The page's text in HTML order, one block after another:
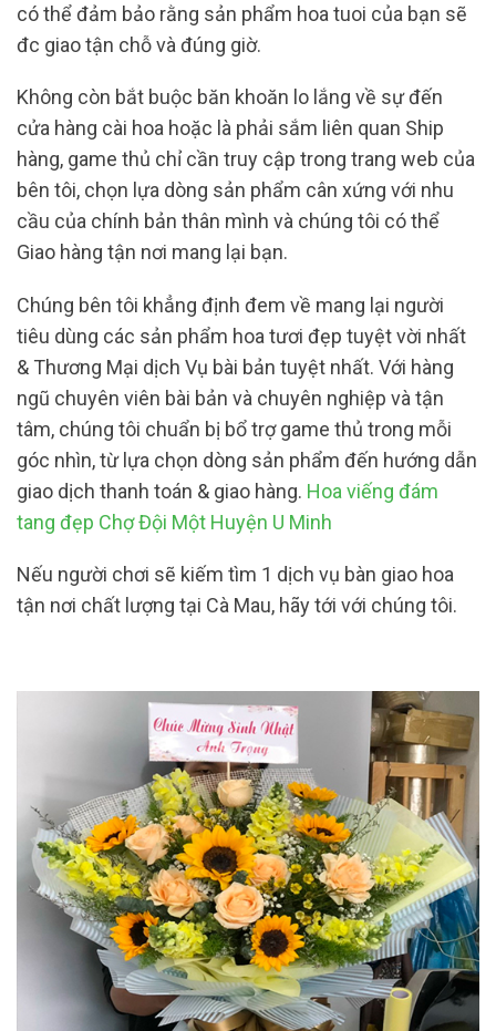
có thể đảm bảo rằng sản phẩm hoa tuoi của bạn sẽ
đc giao tận chỗ và đúng giờ.
Không còn bắt buộc băn khoăn lo lắng về sự đến
cửa hàng cài hoa hoặc là phải sắm liên quan Ship
hàng, game thủ chỉ cần truy cập trong trang web của
bên tôi, chọn lựa dòng sản phẩm cân xứng với nhu
cầu của chính bản thân mình và chúng tôi có thể
Giao hàng tận nơi mang lại bạn.
Chúng bên tôi khẳng định đem về mang lại người
tiêu dùng các sản phẩm hoa tươi đẹp tuyệt vời nhất
& Thương Mại dịch Vụ bài bản tuyệt nhất. Với hàng
ngũ chuyên viên bài bản và chuyên nghiệp và tận
tâm, chúng tôi chuẩn bị bổ trợ game thủ trong mỗi
góc nhìn, từ lựa chọn dòng sản phẩm đến hướng dẫn
giao dịch thanh toán & giao hàng. Hoa viếng đám
tang đẹp Chợ Đội Một Huyện U Minh
Nếu người chơi sẽ kiếm tìm 1 dịch vụ bàn giao hoa
tận nơi chất lượng tại Cà Mau, hãy tới với chúng tôi.